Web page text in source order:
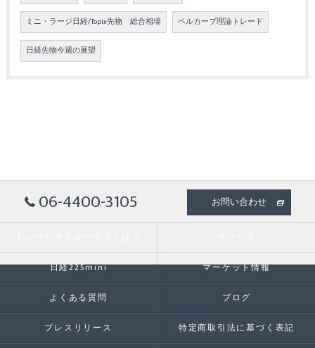
ミニ・ラージ日経/Topix先物 総合相場 ベルカーブ理論トレード
日経先物今週の展望
06-4400-3105 お問い合わせ
日経225mini マーケット情報
よくある質問 ブログ
プレスリリース 特定商取引法に基づく表記